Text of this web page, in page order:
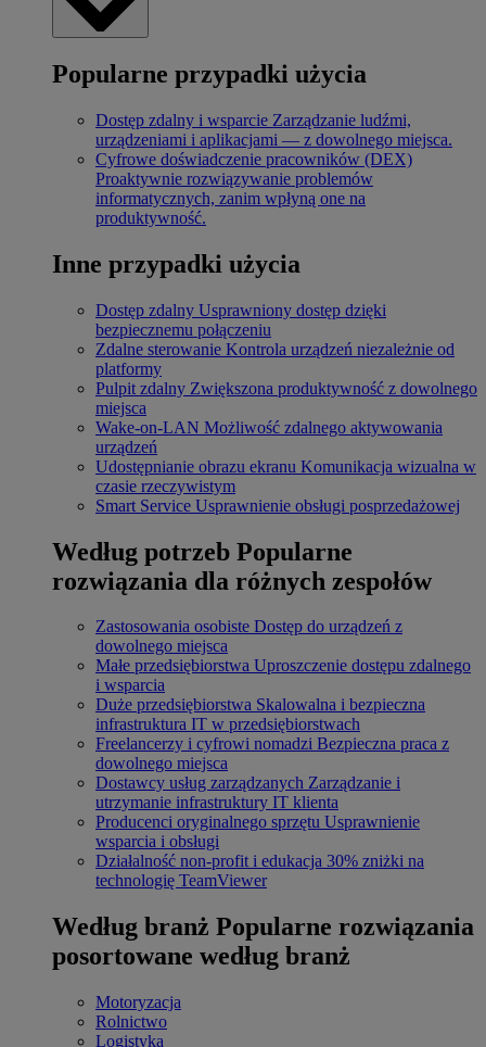
Popularne przypadki użycia
Dostęp zdalny i wsparcie Zarządzanie ludźmi,
urządzeniami i aplikacjami — z dowolnego miejsca.
Cyfrowe doświadczenie pracowników (DEX)
Proaktywnie rozwiązywanie problemów
informatycznych, zanim wpłyną one na
produktywność.
Inne przypadki użycia
Dostęp zdalny Usprawniony dostęp dzięki
bezpiecznemu połączeniu
Zdalne sterowanie Kontrola urządzeń niezależnie od
platformy
Pulpit zdalny Zwiększona produktywność z dowolnego
miejsca
Wake-on-LAN Możliwość zdalnego aktywowania
urządzeń
Udostępnianie obrazu ekranu Komunikacja wizualna w
czasie rzeczywistym
Smart Service Usprawnienie obsługi posprzedażowej
Według potrzeb Popularne
rozwiązania dla różnych zespołów
Zastosowania osobiste Dostęp do urządzeń z
dowolnego miejsca
Małe przedsiębiorstwa Uproszczenie dostępu zdalnego
i wsparcia
Duże przedsiębiorstwa Skalowalna i bezpieczna
infrastruktura IT w przedsiębiorstwach
Freelancerzy i cyfrowi nomadzi Bezpieczna praca z
dowolnego miejsca
Dostawcy usług zarządzanych Zarządzanie i
utrzymanie infrastruktury IT klienta
Producenci oryginalnego sprzętu Usprawnienie
wsparcia i obsługi
Działalność non-profit i edukacja 30% zniżki na
technologię TeamViewer
Według branż Popularne rozwiązania
posortowane według branż
Motoryzacja
Rolnictwo
Logistyka